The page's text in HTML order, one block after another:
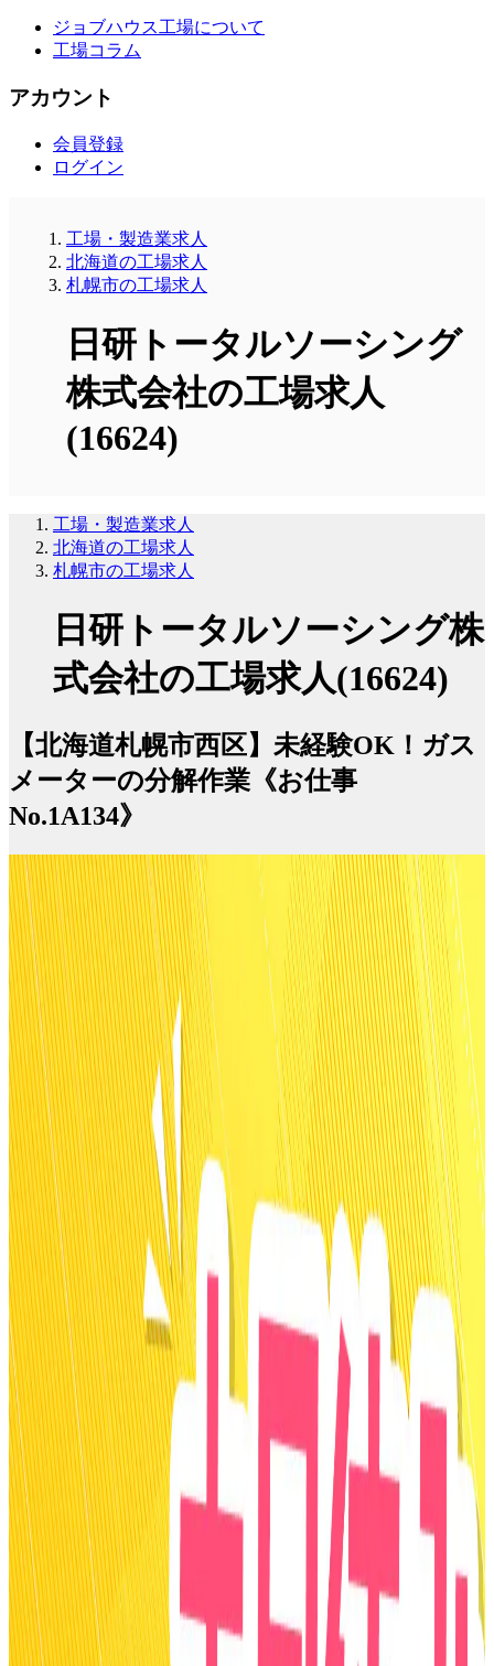
ジョブハウス工場について
工場コラム
アカウント
会員登録
ログイン
工場・製造業求人
北海道の工場求人
札幌市の工場求人
日研トータルソーシング
株式会社の工場求人
(16624)
工場・製造業求人
北海道の工場求人
札幌市の工場求人
日研トータルソーシング株
式会社の工場求人(16624)
【北海道札幌市西区】未経験OK！ガス
メーターの分解作業《お仕事
No.1A134》